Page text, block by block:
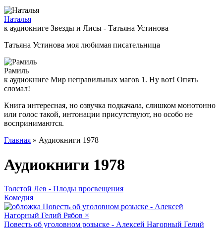
Наталья
к аудиокниге Звезды и Лисы - Татьяна Устинова
Татьяна Устинова моя любимая писательница
Рамиль
к аудиокниге Мир неправильных магов 1. Ну вот! Опять
сломал!
Книга интересная, но озвучка подкачала, слишком монотонно
или голос такой, интонации присутствуют, но особо не
воспринимаются.
Главная » Аудиокниги 1978
Аудиокниги 1978
Толстой Лев - Плоды просвещения
Комедия
Повесть об уголовном розыске - Алексей Нагорный Гелий